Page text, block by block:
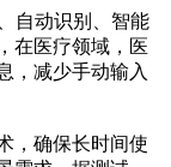
自动识别、智能
在医疗领域，医
，减少手动输入
，确保长时间使